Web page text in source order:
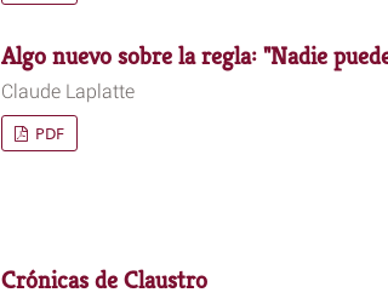
Algo nuevo sobre la regla: "Nadie
Claude Laplatte
PDF
Crónicas de Claustro